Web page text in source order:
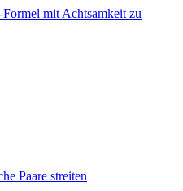
mit Achtsamkeit zu
Paare streiten